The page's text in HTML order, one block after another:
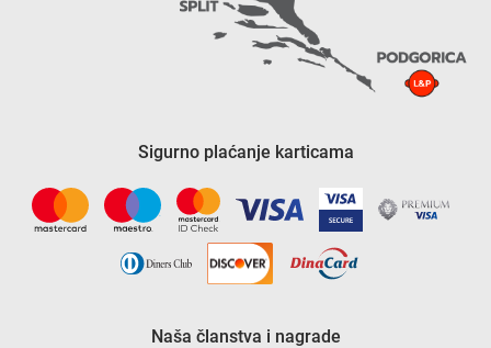
Sigurno plaćanje karticama
Naša članstva i nagrade